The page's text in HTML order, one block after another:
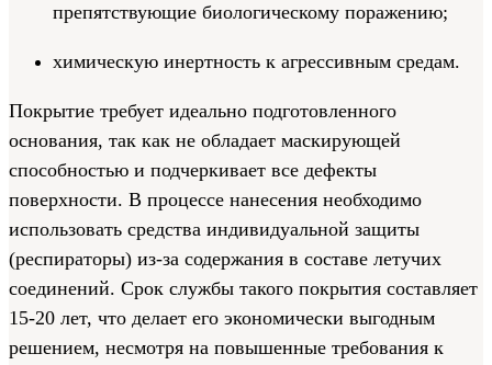
препятствующие биологическому поражению;
химическую инертность к агрессивным средам.
Покрытие требует идеально подготовленного
основания, так как не обладает маскирующей
способностью и подчеркивает все дефекты
поверхности. В процессе нанесения необходимо
использовать средства индивидуальной защиты
(респираторы) из-за содержания в составе летучих
соединений. Срок службы такого покрытия составляет
15-20 лет, что делает его экономически выгодным
решением, несмотря на повышенные требования к